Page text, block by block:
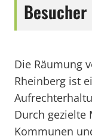
Besucher
Die Räumung
Rheinberg ist
Durch gezielte
Kommunen